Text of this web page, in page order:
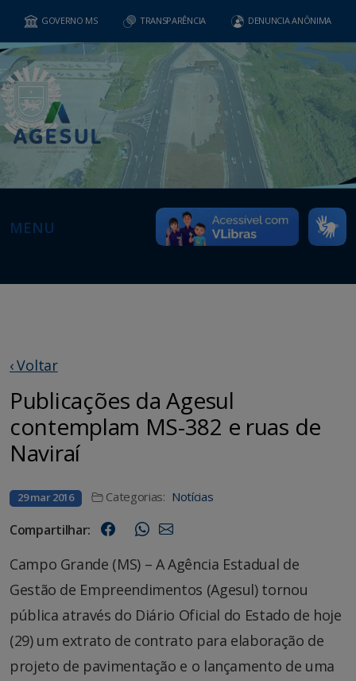
GOVERNO MS TRANSPARÊNCIA DENUNCIA ANÔNIMA
MENU
‹ Voltar
Publicações da Agesul
contemplam MS-382 e ruas de
Naviraí
29 mar 2016 Categorias: Notícias
Compartilhar:
Campo Grande (MS) – A Agência Estadual de
Gestão de Empreendimentos (Agesul) tornou
pública através do Diário Oficial do Estado de hoje
(29) um extrato de contrato para elaboração de
projeto de pavimentação e o lançamento de uma